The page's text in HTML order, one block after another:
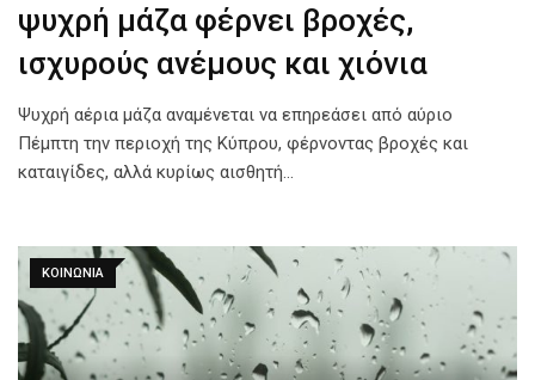
ψυχρή μάζα φέρνει βροχές,
ισχυρούς ανέμους και χιόνια
Ψυχρή αέρια μάζα αναμένεται να επηρεάσει από αύριο
Πέμπτη την περιοχή της Κύπρου, φέρνοντας βροχές και
καταιγίδες, αλλά κυρίως αισθητή…
ΚΟΙΝΩΝΙΑ